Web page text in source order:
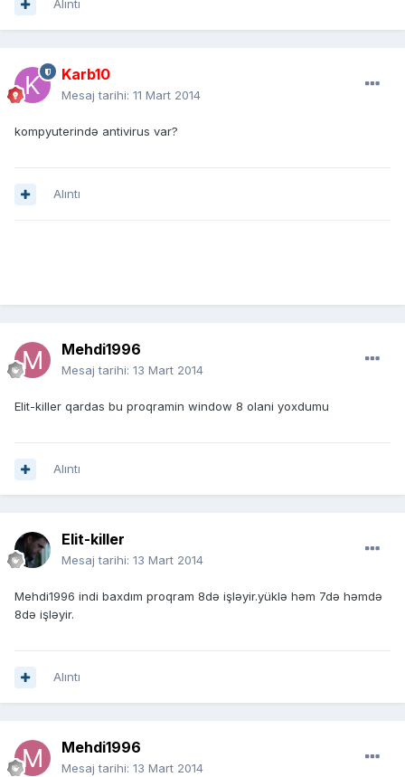
Alıntı
Karb10
Mesaj tarihi: 11 Mart 2014
kompyuterində antivirus var?
Alıntı
Mehdi1996
Mesaj tarihi: 13 Mart 2014
Elit-killer qardas bu proqramin window 8 olani yoxdumu
Alıntı
Elit-killer
Mesaj tarihi: 13 Mart 2014
Mehdi1996 indi baxdım proqram 8də işləyir.yüklə həm 7də həmdə
8də işləyir.
Alıntı
Mehdi1996
Mesaj tarihi: 13 Mart 2014